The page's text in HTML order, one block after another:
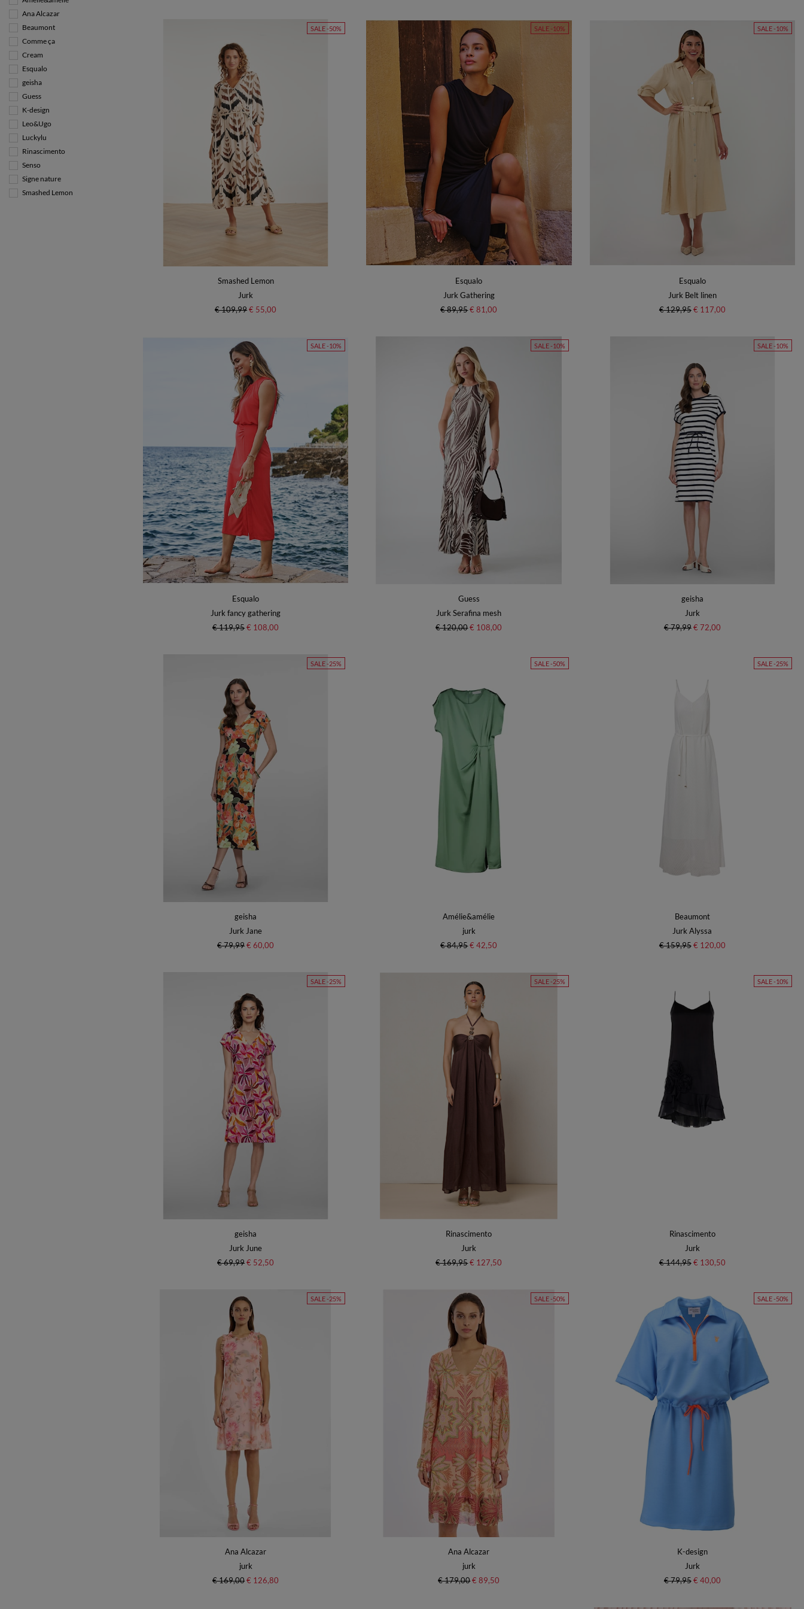
Ana Alcazar
Beaumont
Comme ça
Cream
Esqualo
geisha
Guess
K-design
Leo&Ugo
Luckylu
Rinascimento
Senso
Signe nature
Smashed Lemon
SALE -50%
Smashed Lemon
Jurk
€ 109,99€ 55,00
SALE -10%
Esqualo
Jurk Gathering
€ 89,95€ 81,00
SALE -10%
Esqualo
Jurk Belt linen
€ 129,95€ 117,00
SALE -10%
Esqualo
Jurk fancy gathering
€ 119,95€ 108,00
SALE -10%
Guess
Jurk Serafina mesh
€ 120,00€ 108,00
SALE -10%
geisha
Jurk
€ 79,99€ 72,00
SALE -25%
geisha
Jurk Jane
€ 79,99€ 60,00
SALE -50%
Amélie&amélie
jurk
€ 84,95€ 42,50
SALE -25%
Beaumont
Jurk Alyssa
€ 159,95€ 120,00
SALE -25%
geisha
Jurk June
€ 69,99€ 52,50
SALE -25%
Rinascimento
Jurk
€ 169,95€ 127,50
SALE -10%
Rinascimento
Jurk
€ 144,95€ 130,50
SALE -25%
Ana Alcazar
jurk
€ 169,00€ 126,80
SALE -50%
Ana Alcazar
jurk
€ 179,00€ 89,50
SALE -50%
K-design
Jurk
€ 79,95€ 40,00